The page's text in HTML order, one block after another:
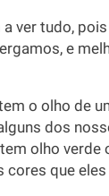
a ver tudo,
e
o olho de
dos
olho verde
cores que eles